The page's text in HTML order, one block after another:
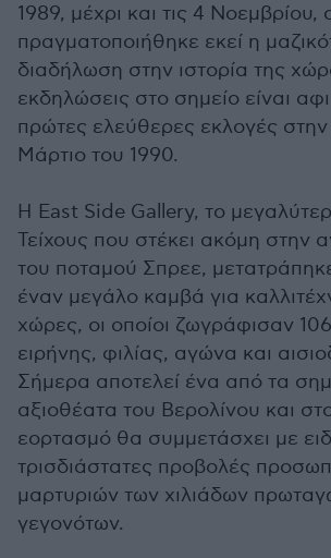
1989, μέχρι και τις 4 Νοεμβρίου,
πραγματοποιήθηκε εκεί η
διαδήλωση στην ιστορία της
εκδηλώσεις στο σημείο είναι
πρώτες ελεύθερες εκλογές
Μάρτιο του 1990.
Η East Side Gallery, το
Τείχους που στέκει ακόμη στην
του ποταμού Σπρεε,
έναν μεγάλο καμβά για
χώρες, οι οποίοι ζωγράφισαν
ειρήνης, φιλίας, αγώνα και
Σήμερα αποτελεί ένα από τα
αξιοθέατα του Βερολίνου και
εορτασμό θα συμμετάσχει με
τρισδιάστατες προβολές
μαρτυριών των χιλιάδων
γεγονότων.